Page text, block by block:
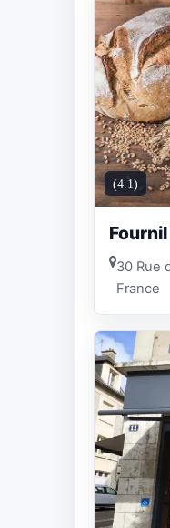
(4.1)
30 Rue
France